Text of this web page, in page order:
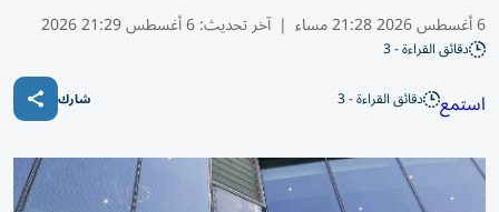
6 أغسطس 2026 21:28 مساء | آخر تحديث:6 أغسطس 21:29 2026
دقائق القراءة - 3
استمع دقائق القراءة - 3 شارك